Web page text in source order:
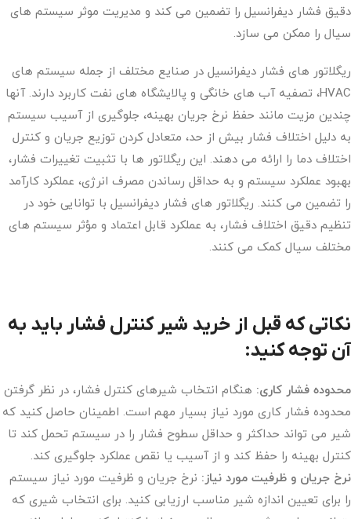
دقیق فشار دیفرانسیل را تضمین می کند و مدیریت موثر سیستم های
سیال را ممکن می سازد.
ریگلاتور های فشار دیفرانسیل در صنایع مختلف از جمله سیستم های
HVAC، تصفیه آب های خانگی و پالایشگاه های نفت کاربرد دارند. آنها
چندین مزیت مانند حفظ نرخ جریان بهینه، جلوگیری از آسیب سیستم
به دلیل اختلاف فشار بیش از حد، متعادل کردن توزیع جریان و کنترل
اختلاف دما را ارائه می دهند. این ریگلاتور ها با تثبیت تغییرات فشار،
بهبود عملکرد سیستم و به حداقل رساندن مصرف انرژی، عملکرد کارآمد
را تضمین می کنند. ریگلاتور های فشار دیفرانسیل با توانایی خود در
تنظیم دقیق اختلاف فشار، به عملکرد قابل اعتماد و مؤثر سیستم های
مختلف سیال کمک می کنند.
نکاتی که قبل از خرید شیر کنترل فشار باید به
آن توجه کنید:
محدوده فشار کاری: هنگام انتخاب شیرهای کنترل فشار، در نظر گرفتن
محدوده فشار کاری مورد نیاز بسیار مهم است. اطمینان حاصل کنید که
شیر می تواند حداکثر و حداقل سطوح فشار را در سیستم تحمل کند تا
کنترل بهینه را حفظ کند و از آسیب یا نقص عملکرد جلوگیری کند.
نرخ جریان و ظرفیت مورد نیاز: نرخ جریان و ظرفیت مورد نیاز سیستم
را برای تعیین اندازه شیر مناسب ارزیابی کنید. برای انتخاب شیری که